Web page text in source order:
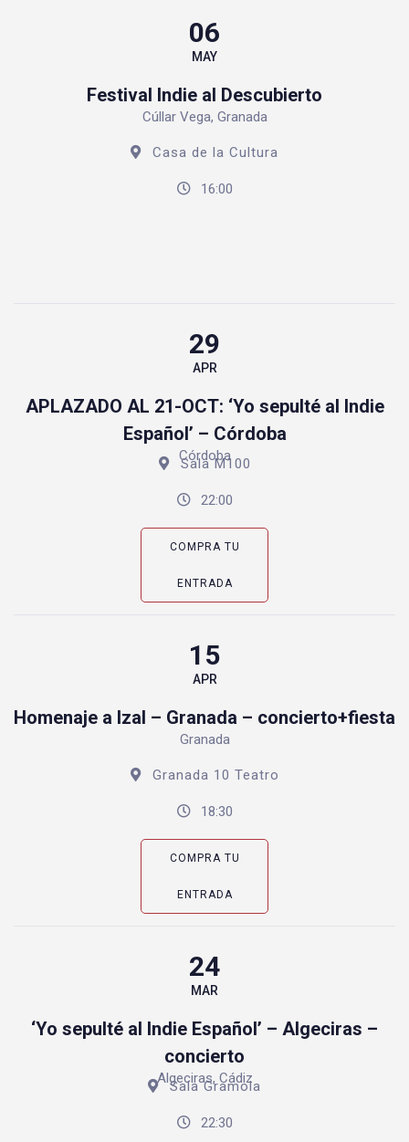
06
MAY
Festival Indie al Descubierto
Cúllar Vega, Granada
Casa de la Cultura
16:00
29
APR
APLAZADO AL 21-OCT: ‘Yo sepulté al Indie
Español’ – Córdoba
Córdoba
Sala M100
22:00
COMPRA TU
ENTRADA
15
APR
Homenaje a Izal – Granada – concierto+fiesta
Granada
Granada 10 Teatro
18:30
COMPRA TU
ENTRADA
24
MAR
‘Yo sepulté al Indie Español’ – Algeciras –
concierto
Algeciras, Cádiz
Sala Gramola
22:30